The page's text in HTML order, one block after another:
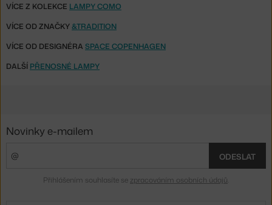
VÍCE Z KOLEKCE LAMPY COMO
VÍCE OD ZNAČKY&TRADITION
VÍCE OD DESIGNÉRA SPACE COPENHAGEN
DALŠÍ PŘENOSNÉ LAMPY
Novinky e-mailem
ODESLAT
Přihlášením souhlasíte se zpracováním osobních údajů